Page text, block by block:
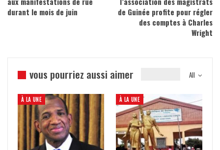
durant le mois de juin
de Guinée profite pour régler
des comptes à Charles
Wright
All
vous pourriez aussi aimer
À LA UNE À LA UNE